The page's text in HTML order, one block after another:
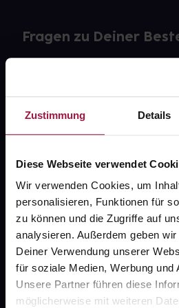
Zustimmung Details
Diese Webseite verwendet
Wir verwenden Cookies, um
personalisieren, Funktionen für
zu können und die Zugriffe auf
analysieren. Außerdem geben
Deiner Verwendung unserer
für soziale Medien, Werbung und
Unsere Partner führen diese
möglicherweise mit weiteren
Fragen zu Deiner
gesund.de
Über uns
Karriere
Newsletter